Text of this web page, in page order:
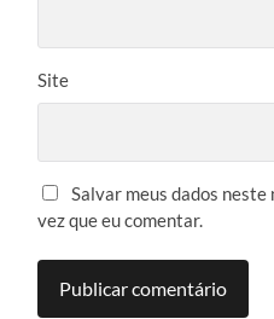
Site
Salvar meus dados
vez que eu comentar.